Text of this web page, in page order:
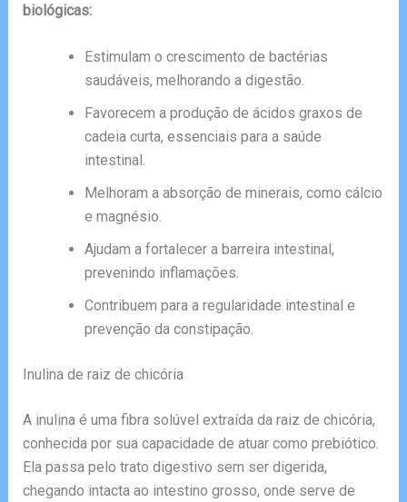
biológicas:
Estimulam o crescimento de bactérias
saudáveis, melhorando a digestão.
Favorecem a produção de ácidos graxos de
cadeia curta, essenciais para a saúde
intestinal.
Melhoram a absorção de minerais, como cálcio
e magnésio.
Ajudam a fortalecer a barreira intestinal,
prevenindo inflamações.
Contribuem para a regularidade intestinal e
prevenção da constipação.
Inulina de raiz de chicória
A inulina é uma fibra solúvel extraída da raiz de chicória,
conhecida por sua capacidade de atuar como prebiótico.
Ela passa pelo trato digestivo sem ser digerida,
chegando intacta ao intestino grosso, onde serve de